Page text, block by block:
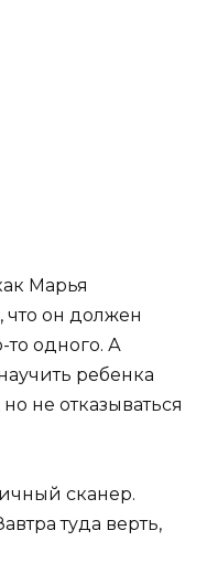
Марья
что он должен
то одного. А
ребенка
не отказываться
сканер.
туда верть,